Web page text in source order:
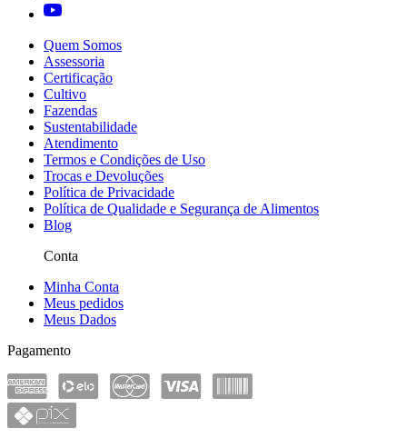
Quem Somos
Assessoria
Certificação
Cultivo
Fazendas
Sustentabilidade
Atendimento
Termos e Condições de Uso
Trocas e Devoluções
Política de Privacidade
Política de Qualidade e Segurança de Alimentos
Blog
Conta
Minha Conta
Meus pedidos
Meus Dados
Pagamento